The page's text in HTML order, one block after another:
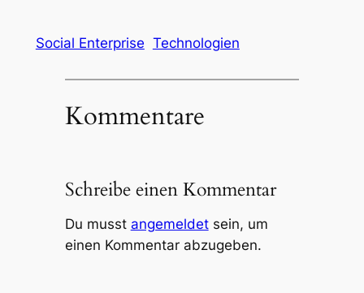
Social Enterprise Technologien
Kommentare
Schreibe einen Kommentar
Du musst angemeldetsein, um
einen Kommentar abzugeben.